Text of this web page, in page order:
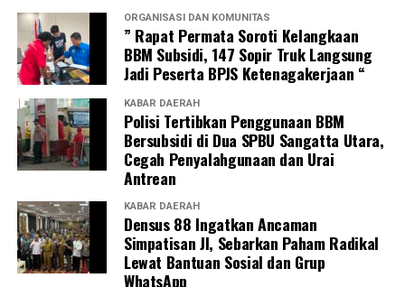
ORGANISASI DAN KOMUNITAS
” Rapat Permata Soroti Kelangkaan
BBM Subsidi, 147 Sopir Truk Langsung
Jadi Peserta BPJS Ketenagakerjaan “
KABAR DAERAH
Polisi Tertibkan Penggunaan BBM
Bersubsidi di Dua SPBU Sangatta Utara,
Cegah Penyalahgunaan dan Urai
Antrean
KABAR DAERAH
Densus 88 Ingatkan Ancaman
Simpatisan JI, Sebarkan Paham Radikal
Lewat Bantuan Sosial dan Grup
WhatsApp